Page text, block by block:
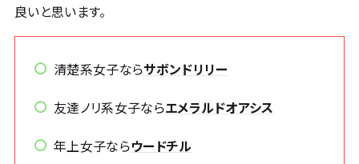
良いと思います。
清楚系女子ならサボンドリリー
友達ノリ系女子ならエメラルドオアシス
年上女子ならウードチル